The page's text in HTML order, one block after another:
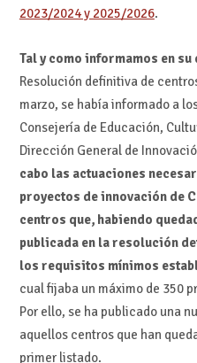
2023/2024 y 2025/2026.
Tal y como informamos en su
Resolución definitiva de
marzo, se había informado a
Consejería de Educación,
Dirección General de
cabo las actuaciones
proyectos de innovación de
centros que, habiendo
publicada en la resolución
los requisitos mínimos
cual fijaba un máximo de 350
Por ello, se ha publicado una
aquellos centros que han
primer listado.